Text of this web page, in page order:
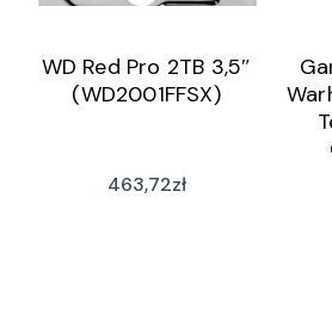
WD Red Pro 2TB 3,5″
(WD2001FFSX)
463,72zł